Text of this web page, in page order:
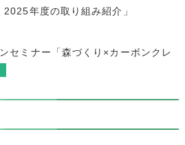
年度の取り組み紹介」
セミナー「森づくり×カーボンクレ